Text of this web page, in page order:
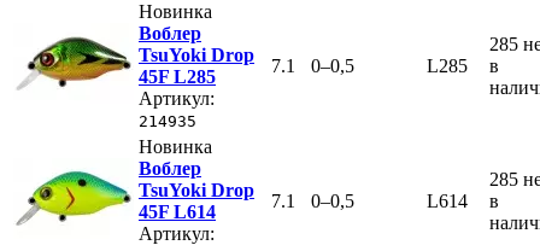
Новинка
Воблер
TsuYoki Drop
45F L285
Артикул:
214935
7.1 0–0,5 L285
285
в
Новинка
Воблер
TsuYoki Drop
45F L614
Артикул:
7.1 0–0,5 L614
285
в